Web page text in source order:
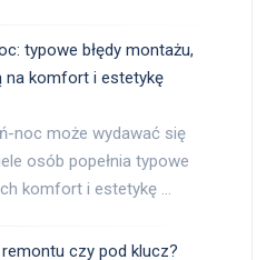
typowe błędy montażu,
na komfort i estetykę
noc może wydawać się
osób popełnia typowe
komfort i estetykę …
czy pod klucz?